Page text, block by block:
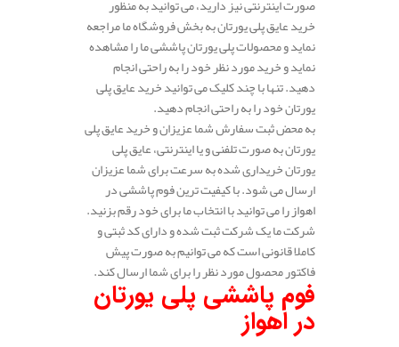
خرید عایق پلی یورتان به بخش فروشگاه ما مراجعه
نماید و محصولات پلی یورتان پاششی ما را مشاهده
نماید و خرید مورد نظر خود را به راحتی انجام
دهید. تنها با چند کلیک می توانید خرید عایق پلی
یورتان خود را به راحتی انجام دهید.
به محض ثبت سفارش شما عزیزان و خرید عایق پلی
یورتان به صورت تلفنی و یا اینترنتی، عایق پلی
یورتان خریداری شده به سرعت برای شما عزیزان
ارسال می شود. با کیفیت ترین فوم پاششی در
اهواز را می توانید با انتخاب ما برای خود رقم بزنید.
شرکت ما یک شرکت ثبت شده و دارای کد ثبتی و
کاملا قانونی است که می توانیم به صورت پیش
فاکتور محصول مورد نظر را برای شما ارسال کند.
فوم پاششی پلی یورتان
در اهواز